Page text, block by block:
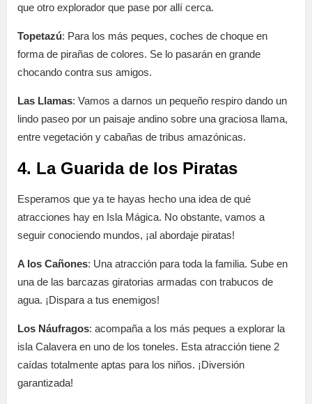
que otro explorador que pase por allí cerca.
Topetazú: Para los más peques, coches de choque en
forma de pirañas de colores. Se lo pasarán en grande
chocando contra sus amigos.
Las Llamas: Vamos a darnos un pequeño respiro dando un
lindo paseo por un paisaje andino sobre una graciosa llama,
entre vegetación y cabañas de tribus amazónicas.
4. La Guarida de los Piratas
Esperamos que ya te hayas hecho una idea de qué
atracciones hay en Isla Mágica. No obstante, vamos a
seguir conociendo mundos, ¡al abordaje piratas!
A los Cañones: Una atracción para toda la familia. Sube en
una de las barcazas giratorias armadas con trabucos de
agua. ¡Dispara a tus enemigos!
Los Náufragos: acompaña a los más peques a explorar la
isla Calavera en uno de los toneles. Esta atracción tiene 2
caídas totalmente aptas para los niños. ¡Diversión
garantizada!